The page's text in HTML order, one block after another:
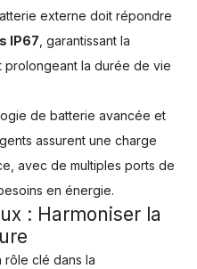
externe doit répondre
IP67 , garantissant la
prolongeant la durée de vie
de batterie avancée et
assurent une charge
avec de multiples ports de
en énergie.
: Harmoniser la
rôle clé dans la